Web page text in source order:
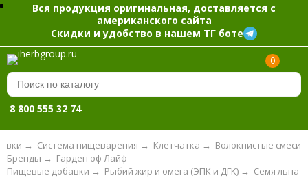
Вся продукция оригинальная, доставляется с
американского сайта
Скидки и удобство в нашем ТГ боте
0
8 800 555 32 74
→ Система пищеварения → Клетчатка → Волокнистые смеси
Гарден оф Лайф
Бренды →
Семя льна
Рыбий жир и омега (ЭПК и ДГК) →
Пищевые добавки →